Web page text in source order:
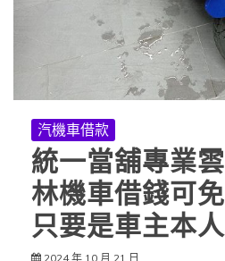
汽機車借款
統一當舖專業
林機車借錢可
只要是車主本人
2024 年 10 月 21 日